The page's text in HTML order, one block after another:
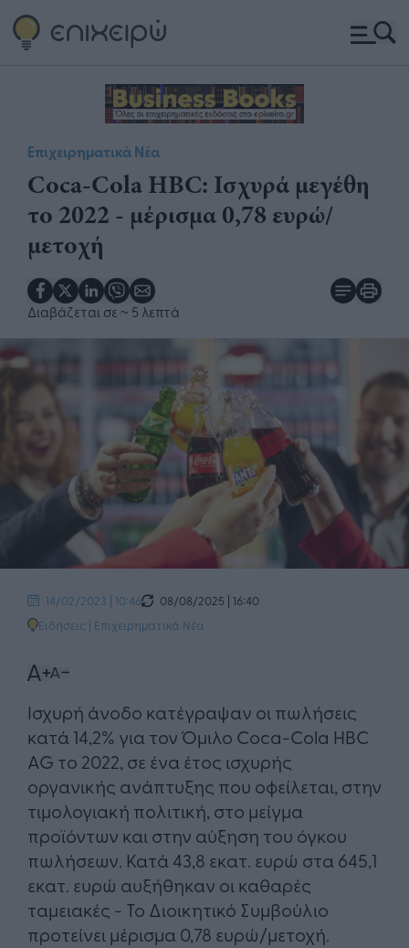
Επιχειρηματικά Νέα
Coca-Cola HBC: Ισχυρά μεγέθη
το 2022 - μέρισμα 0,78 ευρώ/
μετοχή
Διαβάζεται σε ~ 5 λεπτά
14/02/2023 | 10:46
08/08/2025 | 16:40
Ειδήσεις | Επιχειρηματικά Νέα
Ισχυρή άνοδο κατέγραψαν οι πωλήσεις
κατά 14,2% για τον Όμιλο ​Coca-Cola HBC
AG το 2022, σε ένα έτος ισχυρής
οργανικής ανάπτυξης που οφείλεται, στην
τιμολογιακή πολιτική, στο μείγμα
προϊόντων και στην αύξηση του όγκου
πωλήσεων. Κατά 43,8 εκατ. ευρώ στα 645,1
εκατ. ευρώ αυξήθηκαν οι καθαρές
ταμειακές - Το Διοικητικό Συμβούλιο
προτείνει μέρισμα 0,78 ευρώ/μετοχή.